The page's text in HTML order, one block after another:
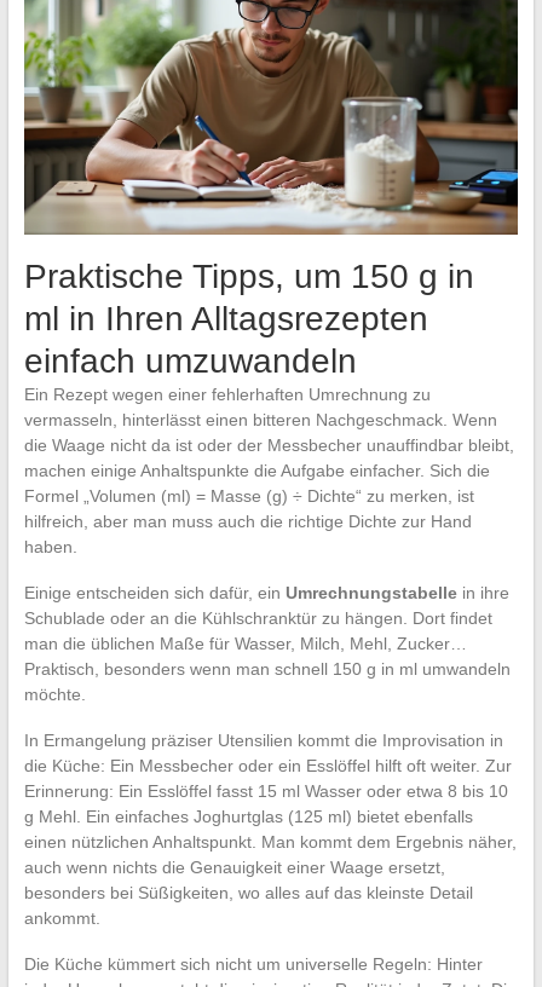
Praktische Tipps, um 150 g in
ml in Ihren Alltagsrezepten
einfach umzuwandeln
Ein Rezept wegen einer fehlerhaften Umrechnung zu
vermasseln, hinterlässt einen bitteren Nachgeschmack. Wenn
die Waage nicht da ist oder der Messbecher unauffindbar bleibt,
machen einige Anhaltspunkte die Aufgabe einfacher. Sich die
Formel „Volumen (ml) = Masse (g) ÷ Dichte“ zu merken, ist
hilfreich, aber man muss auch die richtige Dichte zur Hand
haben.
Einige entscheiden sich dafür, ein Umrechnungstabellein ihre
Schublade oder an die Kühlschranktür zu hängen. Dort findet
man die üblichen Maße für Wasser, Milch, Mehl, Zucker…
Praktisch, besonders wenn man schnell 150 g in ml umwandeln
möchte.
In Ermangelung präziser Utensilien kommt die Improvisation in
die Küche: Ein Messbecher oder ein Esslöffel hilft oft weiter. Zur
Erinnerung: Ein Esslöffel fasst 15 ml Wasser oder etwa 8 bis 10
g Mehl. Ein einfaches Joghurtglas (125 ml) bietet ebenfalls
einen nützlichen Anhaltspunkt. Man kommt dem Ergebnis näher,
auch wenn nichts die Genauigkeit einer Waage ersetzt,
besonders bei Süßigkeiten, wo alles auf das kleinste Detail
ankommt.
Die Küche kümmert sich nicht um universelle Regeln: Hinter